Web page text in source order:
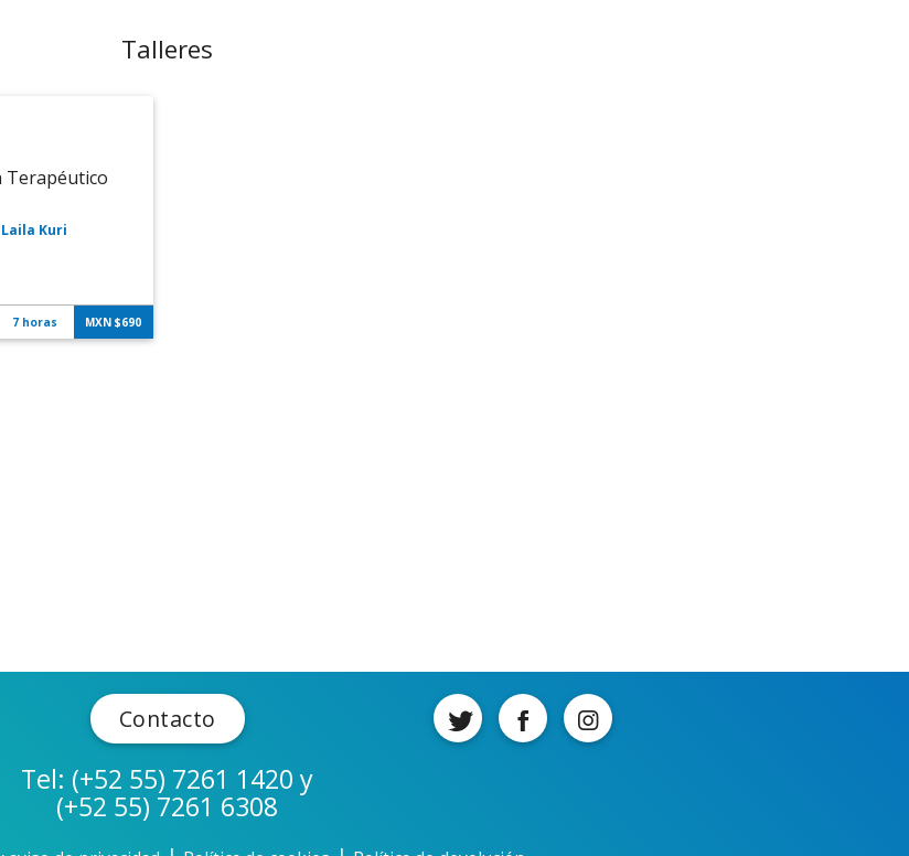
Talleres
Terapéutico
Laila Kuri
7 horas MXN $690
Contacto
Tel: (+52 55) 7261 1420 y
(+52 55) 7261 6308